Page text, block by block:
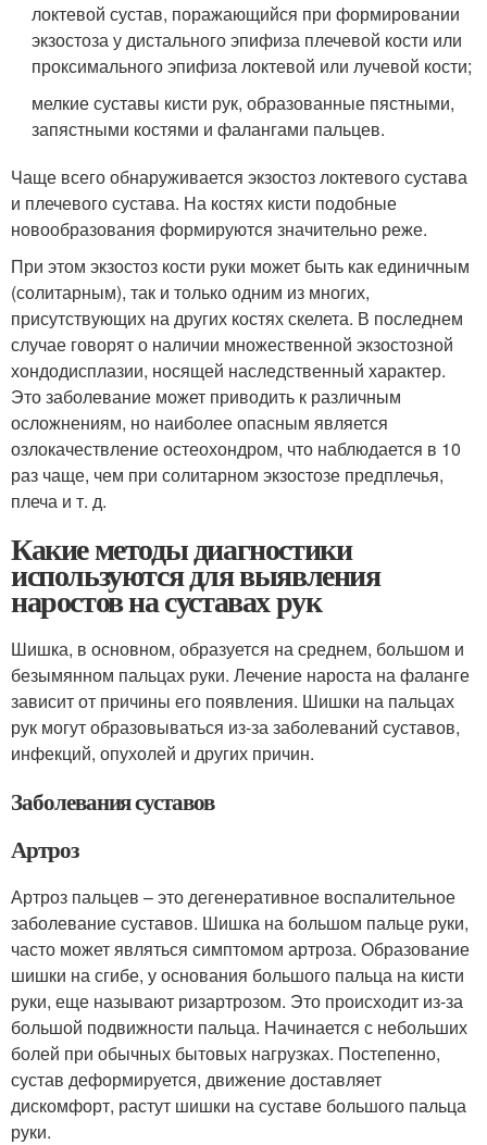
локтевой сустав, поражающийся при формировании
экзостоза у дистального эпифиза плечевой кости или
проксимального эпифиза локтевой или лучевой кости;
мелкие суставы кисти рук, образованные пястными,
запястными костями и фалангами пальцев.
Чаще всего обнаруживается экзостоз локтевого сустава
и плечевого сустава. На костях кисти подобные
новообразования формируются значительно реже.
При этом экзостоз кости руки может быть как единичным
(солитарным), так и только одним из многих,
присутствующих на других костях скелета. В последнем
случае говорят о наличии множественной экзостозной
хондодисплазии, носящей наследственный характер.
Это заболевание может приводить к различным
осложнениям, но наиболее опасным является
озлокачествление остеохондром, что наблюдается в 10
раз чаще, чем при солитарном экзостозе предплечья,
плеча и т. д.
Какие методы диагностики
используются для выявления
наростов на суставах рук
Шишка, в основном, образуется на среднем, большом и
безымянном пальцах руки. Лечение нароста на фаланге
зависит от причины его появления. Шишки на пальцах
рук могут образовываться из-за заболеваний суставов,
инфекций, опухолей и других причин.
Заболевания суставов
Артроз
Артроз пальцев – это дегенеративное воспалительное
заболевание суставов. Шишка на большом пальце руки,
часто может являться симптомом артроза. Образование
шишки на сгибе, у основания большого пальца на кисти
руки, еще называют ризартрозом. Это происходит из-за
большой подвижности пальца. Начинается с небольших
болей при обычных бытовых нагрузках. Постепенно,
сустав деформируется, движение доставляет
дискомфорт, растут шишки на суставе большого пальца
руки.